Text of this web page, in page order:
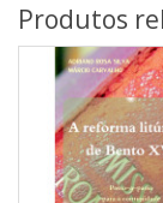
Produtos